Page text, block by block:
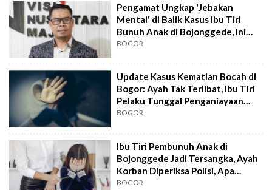
Pengamat Ungkap 'Jebakan
Mental' di Balik Kasus Ibu Tiri
Bunuh Anak di Bojonggede, Ini
Risikonya
BOGOR
Update Kasus Kematian Bocah di
Bogor: Ayah Tak Terlibat, Ibu Tiri
Pelaku Tunggal Penganiayaan
Brutal
BOGOR
Ibu Tiri Pembunuh Anak di
Bojonggede Jadi Tersangka, Ayah
Korban Diperiksa Polisi, Apa
Perannya?
BOGOR